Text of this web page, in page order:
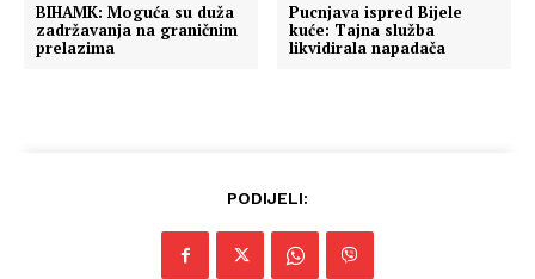
BIHAMK: Moguća su duža
zadržavanja na graničnim
prelazima
Pucnjava ispred Bijele
kuće: Tajna služba
likvidirala napadača
PODIJELI: